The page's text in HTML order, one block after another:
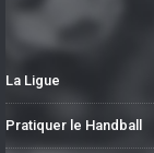
La Ligue
Pratiquer le Handball